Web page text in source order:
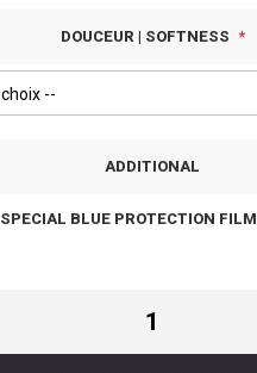
DOUCEUR | SOFTNESS
ADDITIONAL
SPECIAL BLUE PROTECTION FILM